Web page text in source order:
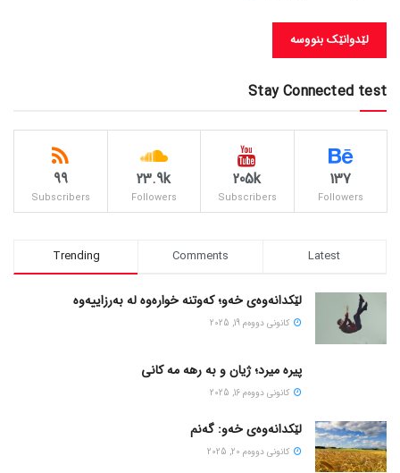
Stay Connected test
137
Followers
205k
Subscribers
23.9k
Followers
99
Subscribers
Trending Comments Latest
لێکدانەوەی خەو؛ کەوتنە خوارەوە لە بەرزاییەوە
كانونی دووه‌م 19, 2025
پیره میرد؛ ژیان و به رهه مه کانی
كانونی دووه‌م 16, 2025
لێکدانەوەی خەو: گەنم
كانونی دووه‌م 20, 2025